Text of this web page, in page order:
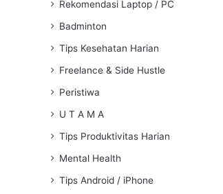
Rekomendasi Laptop / PC
Badminton
Tips Kesehatan Harian
Freelance & Side Hustle
Peristiwa
U T A M A
Tips Produktivitas Harian
Mental Health
Tips Android / iPhone